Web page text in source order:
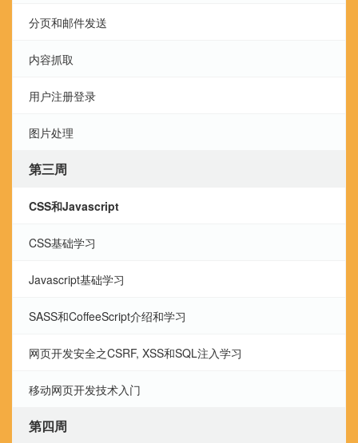
分页和邮件发送
内容抓取
用户注册登录
图片处理
第三周
CSS和Javascript
CSS基础学习
Javascript基础学习
SASS和CoffeeScript介绍和学习
网页开发安全之CSRF, XSS和SQL注入学习
移动网页开发技术入门
第四周